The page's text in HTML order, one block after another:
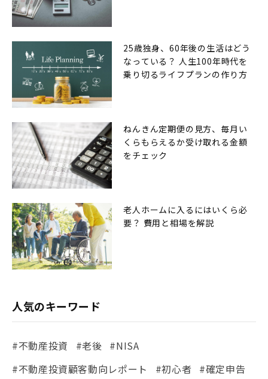
25歳独身、60年後の生活はどう
なっている？ 人生100年時代を
乗り切るライフプランの作り方
ねんきん定期便の見方、毎月い
くらもらえるか受け取れる金額
をチェック
老人ホームに入るにはいくら必
要？ 費用と相場を解説
人気のキーワード
#不動産投資 #老後 #NISA
#不動産投資顧客動向レポート
#初心者
#確定申告